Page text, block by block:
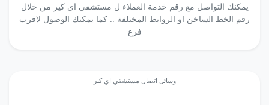
يمكنك التواصل مع رقم خدمة العملاء ل مستشفي اي كير من خلال
رقم الخط الساخن او الروابط المختلفة .. كما يمكنك الوصول لاقرب
فرع
وسائل اتصال مستشفي اي كير